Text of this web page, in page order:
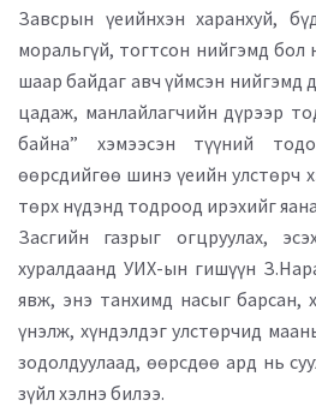
Завсрын үеийнхэн харанхуй,
моральгүй, тогтсон нийгэмд
шаар байдаг авч үймсэн нийгэмд
цадаж, манлайлагчийн дүрээр
байна” хэмээсэн түүний
өөрсдийгөө шинэ үеийн улстөрч
төрх нүдэнд тодроод ирэхийг
Засгийн газрыг огцруулах,
хуралдаанд УИХ-ын гишүүн
явж, энэ танхимд насыг барсан,
үнэлж, хүндэлдэг улстөрчид
зодолдуулаад, өөрсдөө ард нь
зүйл хэлнэ билээ.